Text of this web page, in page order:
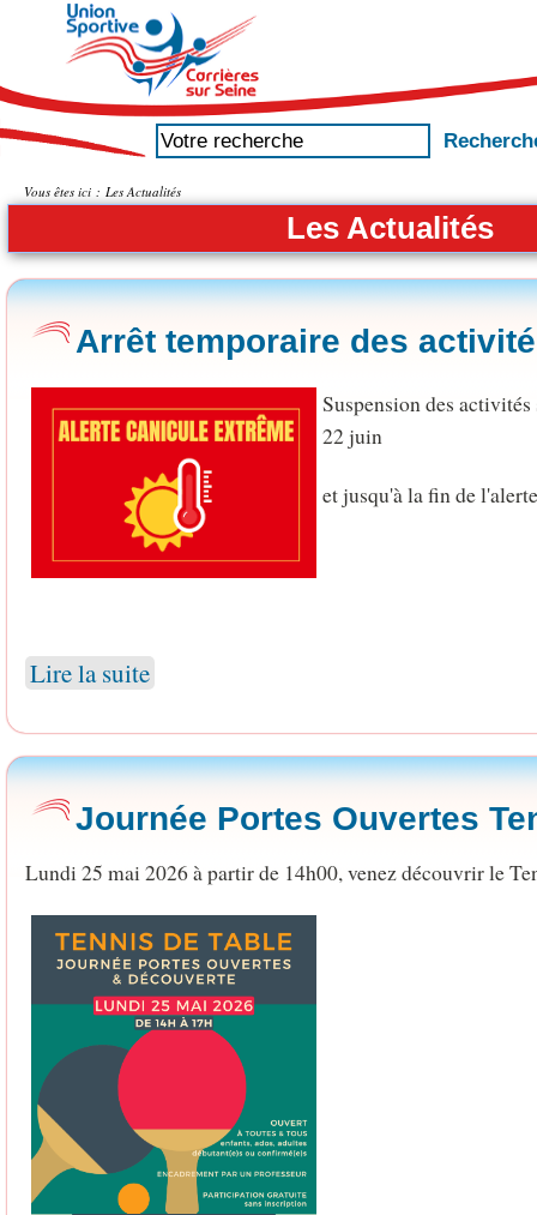
Vous êtes ici : Les Actualités
Les Actualités
Arrêt temporaire des
Suspension des
22 juin
et jusqu'à la fin de
Lire la suite
Journée Portes Ouvertes
Lundi 25 mai 2026 à partir de 14h00, venez découvrir le